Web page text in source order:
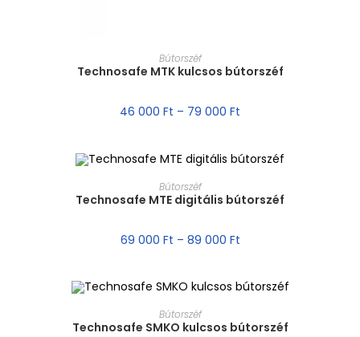
MÉRET VÁLASZTÁSA
Bútorszéf
Technosafe MTK kulcsos bútorszéf
46 000 Ft – 79 000 Ft
MÉRET VÁLASZTÁSA
Bútorszéf
Technosafe MTE digitális bútorszéf
69 000 Ft – 89 000 Ft
MÉRET VÁLASZTÁSA
Bútorszéf
Technosafe SMKO kulcsos bútorszéf